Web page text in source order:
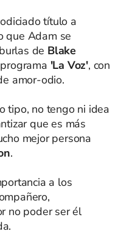
título a
que Adam se
de Blake
'La Voz', con
amor-odio.
tipo, no tengo ni idea
que es más
mejor persona
.
a los
no poder ser él